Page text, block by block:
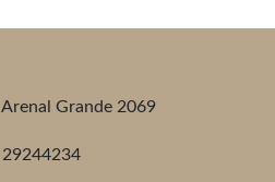
Arenal Grande 2069
29244234